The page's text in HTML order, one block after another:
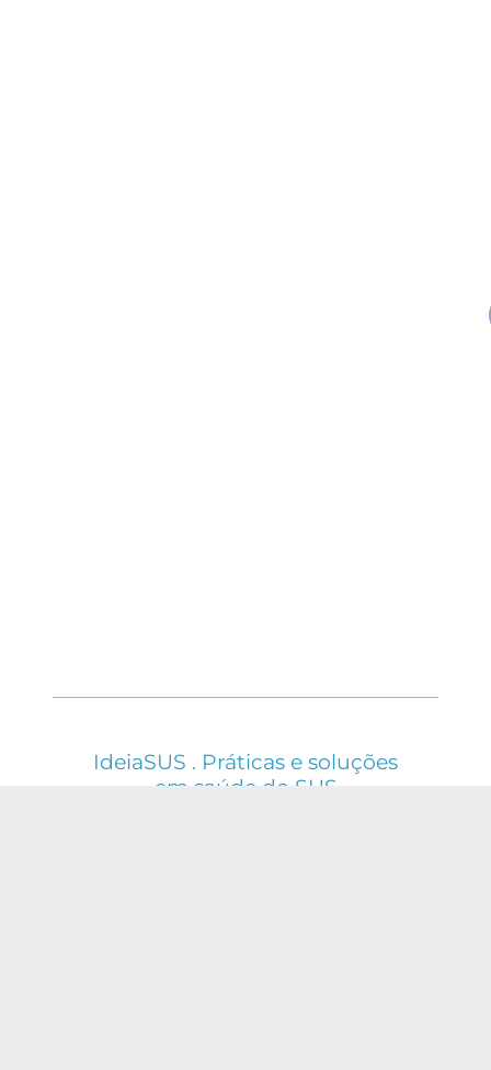
IdeiaSUS . Práticas e soluções
em saúde do SUS